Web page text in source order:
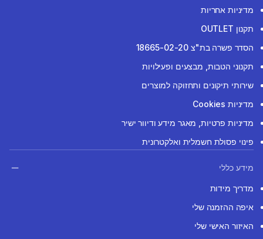
מדיניות אחריות
תקנון OUTLET
הסדר פשרה בת"צ 18665-02-20
תקנוני הטבות, מבצעים ופעילויות
שירותי תיקונים ותחזוקה למוצרים
מדיניות Cookies
מדיניות פרטיות, מאגר מידע ודיוור ישיר
פינוי פסולת חשמלית ואלקטרונית
מידע כללי
מדריך מידות
איפה ההזמנה שלי
האיזור האישי שלי